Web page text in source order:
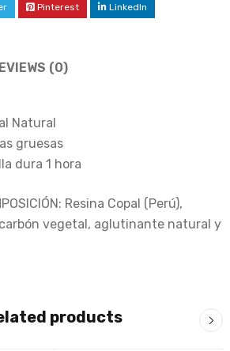
Pinterest LinkedIn
(0)
Natural
gruesas
dura 1 hora
Resina Copal (Perú),
vegetal, aglutinante natural y
products